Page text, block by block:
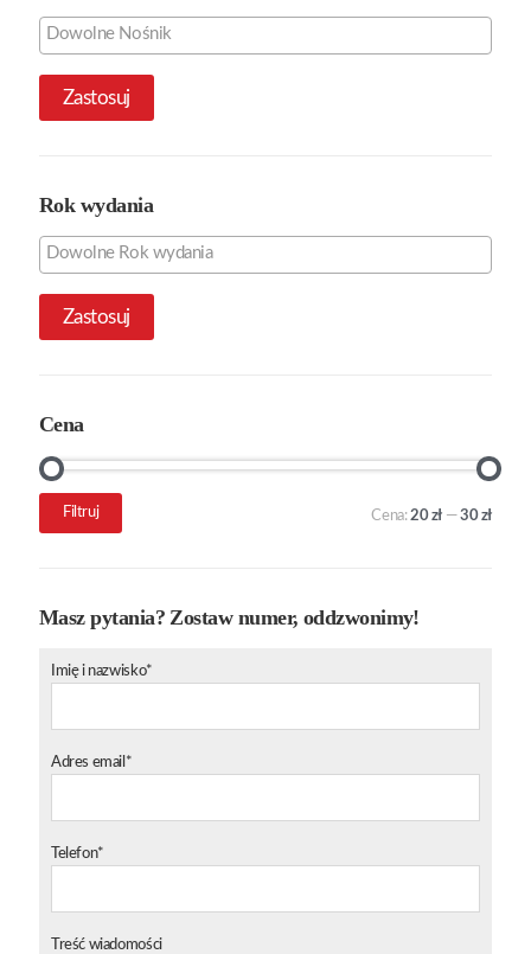
Zastosuj
Rok wydania
Zastosuj
Cena
Cena
Cena
Filtruj Cena:20 zł —30 zł
Masz pytania? Zostaw numer, oddzwonimy!
Imię i nazwisko*
Adres email*
Telefon*
Treść wiadomości